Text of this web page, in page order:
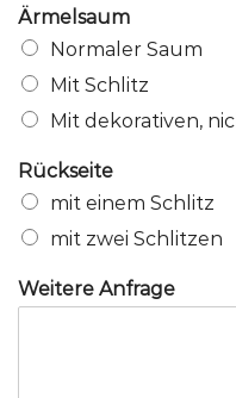
Ärmelsaum
Normaler Saum
Mit Schlitz
Mit dekorativen,
Rückseite
mit einem Schlitz
mit zwei Schlitzen
Weitere Anfrage